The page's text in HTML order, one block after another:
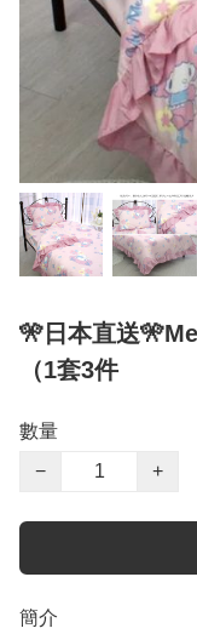
🎌日本直送
（1套3件
數量
−
+
簡介